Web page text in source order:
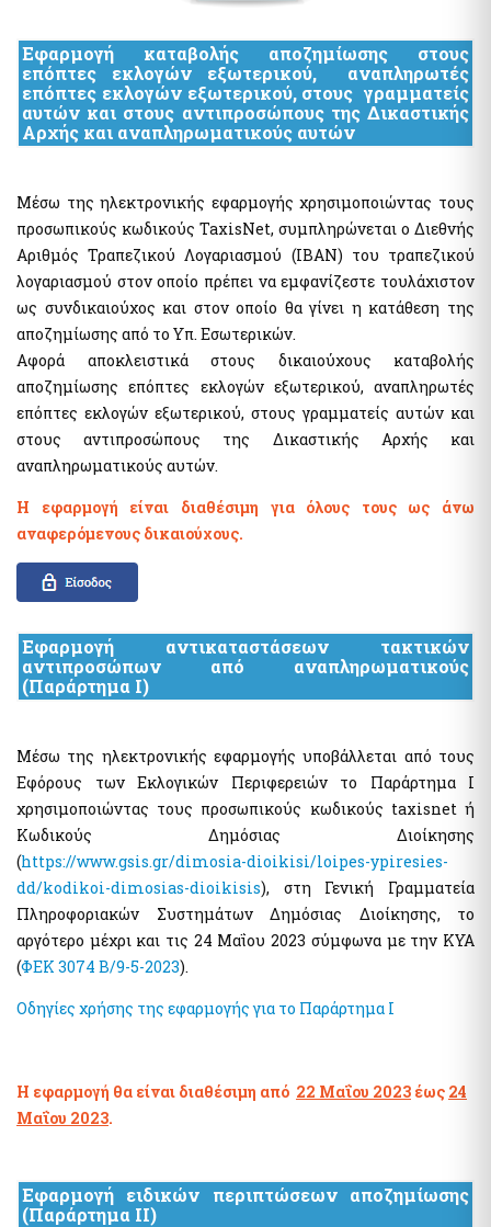
Hide list
Εφαρμογή καταβολής αποζημίωσης στους
επόπτες εκλογών εξωτερικού, αναπληρωτές
επόπτες εκλογών εξωτερικού, στους γραμματείς
αυτών και στους αντιπροσώπους της Δικαστικής
Αρχής και αναπληρωματικούς αυτών
Μέσω της ηλεκτρονικής εφαρμογής χρησιμοποιώντας τους
προσωπικούς κωδικούς TaxisNet, συμπληρώνεται ο Διεθνής
Αριθμός Τραπεζικού Λογαριασμού (IBAN) του τραπεζικού
λογαριασμού στον οποίο πρέπει να εμφανίζεστε τουλάχιστον
ως συνδικαιούχος και στον οποίο θα γίνει η κατάθεση της
αποζημίωσης από το Υπ. Εσωτερικών.
Αφορά αποκλειστικά στους δικαιούχους καταβολής
αποζημίωσης επόπτες εκλογών εξωτερικού, αναπληρωτές
επόπτες εκλογών εξωτερικού, στους γραμματείς αυτών και
στους αντιπροσώπους της Δικαστικής Αρχής και
αναπληρωματικούς αυτών.
Η εφαρμογή είναι διαθέσιμη για όλους τους ως άνω
αναφερόμενους δικαιούχους.
Εφαρμογή αντικαταστάσεων τακτικών
αντιπροσώπων από αναπληρωματικούς
(Παράρτημα Ι)
Μέσω της ηλεκτρονικής εφαρμογής υποβάλλεται από τους
Εφόρους των Εκλογικών Περιφερειών το Παράρτημα Ι
χρησιμοποιώντας τους προσωπικούς κωδικούς taxisnet ή
Κωδικούς Δημόσιας Διοίκησης
(https://www.gsis.gr/dimosia-dioikisi/loipes-ypiresies-
dd/kodikoi-dimosias-dioikisis), στη Γενική Γραμματεία
Πληροφοριακών Συστημάτων Δημόσιας Διοίκησης, το
αργότερο μέχρι και τις 24 Μαΐου 2023 σύμφωνα με την ΚΥΑ
(ΦΕΚ 3074 Β/9-5-2023).
Οδηγίες χρήσης της εφαρμογής για το Παράρτημα Ι
Η εφαρμογή θα είναι διαθέσιμη από 22 Μαΐου 2023 έως 24
Μαΐου 2023.
Εφαρμογή ειδικών περιπτώσεων αποζημίωσης
(Παράρτημα ΙΙ)